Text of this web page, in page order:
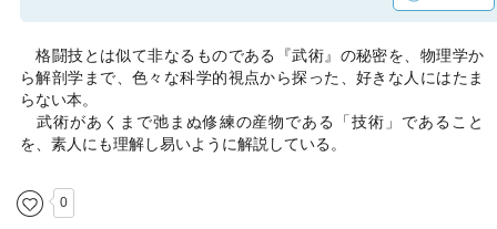
格闘技とは似て非なるものである『武術』の秘密を、物理学か
ら解剖学まで、色々な科学的視点から探った、好きな人にはたま
らない本。
武術があくまで弛まぬ修練の産物である「技術」であること
を、素人にも理解し易いように解説している。
0